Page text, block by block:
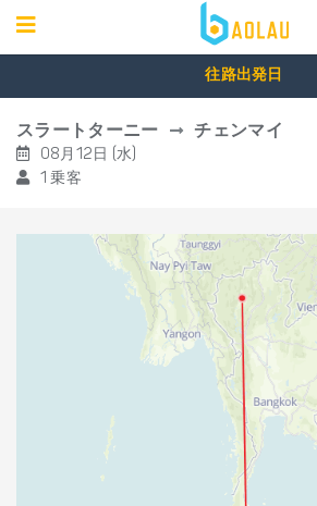
往路出発日
スラートターニー チェンマイ
08月12日 (水)
1 乗客